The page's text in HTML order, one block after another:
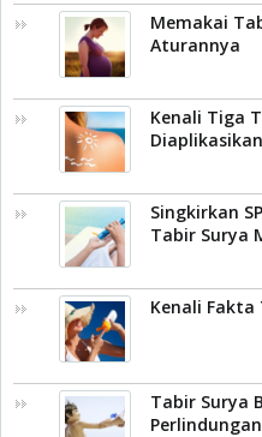
Memakai
Aturannya
Kenali Tiga
Singkirkan
Tabir Surya
Kenali Fakta
Tabir Surya